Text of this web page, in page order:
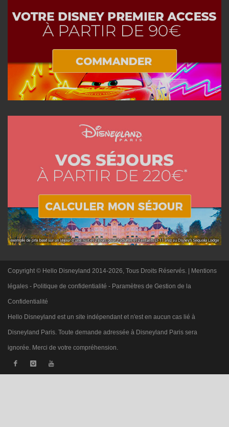
Copyright © Hello Disneyland 2014-2026, Tous Droits Réservés. | Mentions
légales - Politique de confidentialité - Paramètres de Gestion de la
Confidentialité
Hello Disneyland est un site indépendant et n'est en aucun cas lié à
Disneyland Paris. Toute demande adressée à Disneyland Paris sera
ignorée. Merci de votre compréhension.